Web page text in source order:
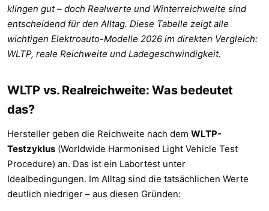
Elektroauto Reichweite Tabelle 2026:
Alle Modelle im Vergleich
9 Min. · Stand: 10.04.2026
klingen gut – doch Realwerte und Winterreichweite sind
entscheidend für den Alltag. Diese Tabelle zeigt alle
wichtigen Elektroauto-Modelle 2026 im direkten Vergleich:
WLTP, reale Reichweite und Ladegeschwindigkeit.
WLTP vs. Realreichweite: Was bedeutet
das?
Hersteller geben die Reichweite nach dem WLTP-
Testzyklus (Worldwide Harmonised Light Vehicle Test
Procedure) an. Das ist ein Labortest unter
Idealbedingungen. Im Alltag sind die tatsächlichen Werte
deutlich niedriger – aus diesen Gründen: